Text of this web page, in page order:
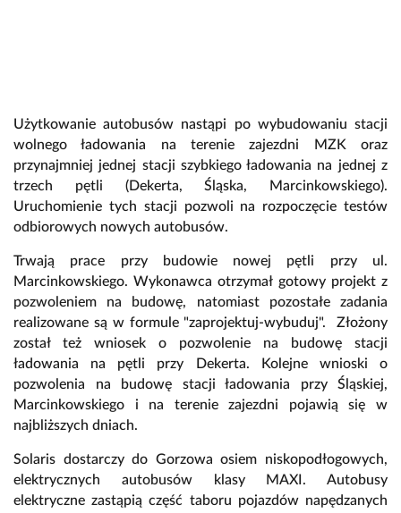
Użytkowanie autobusów nastąpi po wybudowaniu stacji
wolnego ładowania na terenie zajezdni MZK oraz
przynajmniej jednej stacji szybkiego ładowania na jednej z
trzech pętli (Dekerta, Śląska, Marcinkowskiego).
Uruchomienie tych stacji pozwoli na rozpoczęcie testów
odbiorowych nowych autobusów.
Trwają prace przy budowie nowej pętli przy ul.
Marcinkowskiego. Wykonawca otrzymał gotowy projekt z
pozwoleniem na budowę, natomiast pozostałe zadania
realizowane są w formule "zaprojektuj-wybuduj". Złożony
został też wniosek o pozwolenie na budowę stacji
ładowania na pętli przy Dekerta. Kolejne wnioski o
pozwolenia na budowę stacji ładowania przy Śląskiej,
Marcinkowskiego i na terenie zajezdni pojawią się w
najbliższych dniach.
Solaris dostarczy do Gorzowa osiem niskopodłogowych,
elektrycznych autobusów klasy MAXI. Autobusy
elektryczne zastąpią część taboru pojazdów napędzanych